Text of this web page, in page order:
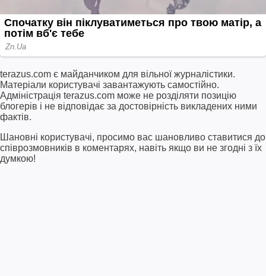
terazus.com є майданчиком для вільної журналістики.
Матеріали користувачі завантажують самостійно.
Адміністрація terazus.com може не розділяти позицію
блогерів і не відповідає за достовірність викладених ними
фактів.
Шановні користувачі, просимо вас шановливо ставитися до
співрозмовників в коментарях, навіть якщо ви не згодні з їх
думкою!